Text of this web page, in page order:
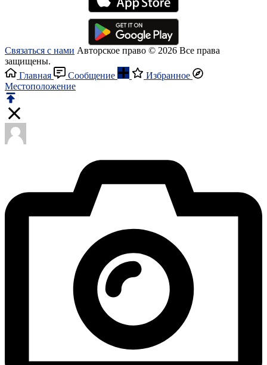
Связаться с нами Авторское право © 2026 Все права
защищены.
Главная
Сообщение
Избранное
Местоположение